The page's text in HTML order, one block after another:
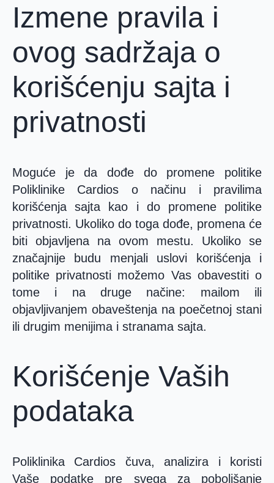
Izmene pravila i
ovog sadržaja o
korišćenju sajta i
privatnosti
Moguće je da dođe do promene politike
Poliklinike Cardios o načinu i pravilima
korišćenja sajta kao i do promene politike
privatnosti. Ukoliko do toga dođe, promena će
biti objavljena na ovom mestu. Ukoliko se
značajnije budu menjali uslovi korišćenja i
politike privatnosti možemo Vas obavestiti o
tome i na druge načine: mailom ili
objavljivanjem obaveštenja na poečetnoj stani
ili drugim menijima i stranama sajta.
Korišćenje Vaših
podataka
Poliklinika Cardios čuva, analizira i koristi
Vaše podatke pre svega za poboljšanje